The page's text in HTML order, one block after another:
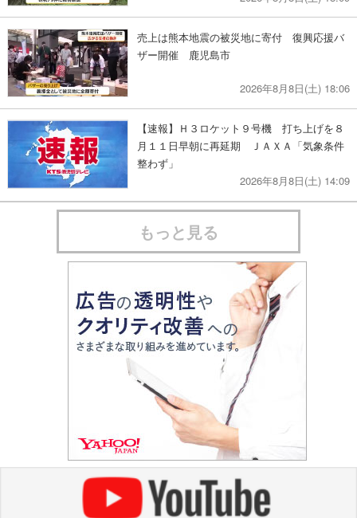
売上は熊本地震の被災地に寄付 復興応援バ
ザー開催 鹿児島市
2026年8月8日(土) 18:06
【速報】Ｈ３ロケット９号機 打ち上げを８
月１１日早朝に再延期 ＪＡＸＡ「気象条件
整わず」
2026年8月8日(土) 14:09
もっと見る